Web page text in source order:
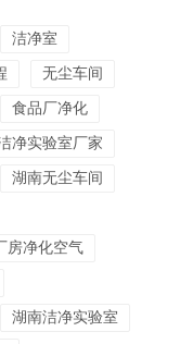
洁净室
无尘车间
食品厂净化
净实验室厂家
湖南无尘车间
房净化空气
湖南洁净实验室